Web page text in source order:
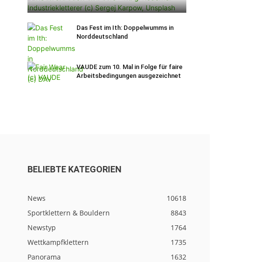
Das Fest im Ith: Doppelwumms in
Norddeutschland
VAUDE zum 10. Mal in Folge für faire
Arbeitsbedingungen ausgezeichnet
BELIEBTE KATEGORIEN
News
10618
Sportklettern & Bouldern
8843
Newstyp
1764
Wettkampfklettern
1735
Panorama
1632